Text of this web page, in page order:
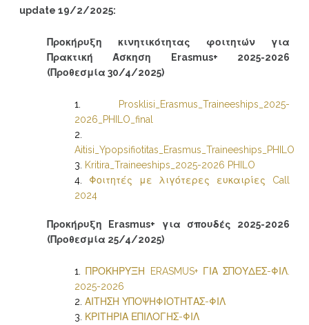
update 19/2/2025:
Προκήρυξη κινητικότητας φοιτητών για
Πρακτική Άσκηση Erasmus+ 2025-2026
(Προθεσμία 30/4/2025)
Prosklisi_Erasmus_Traineeships_2025-
2026_PHILO_final
Aitisi_Ypopsifiotitas_Erasmus_Traineeships_PHILO
Kritira_Traineeships_2025-2026 PHILO
Φοιτητές με λιγότερες ευκαιρίες Call
2024
Προκήρυξη Erasmus+ για σπουδές 2025-2026
(Προθεσμία 25/4/2025)
ΠΡΟΚΗΡΥΞΗ ERASMUS+ ΓΙΑ ΣΠΟΥΔΕΣ-ΦΙΛ.
2025-2026
ΑΙΤΗΣΗ ΥΠΟΨΗΦΙΟΤΗΤΑΣ-ΦΙΛ
ΚΡΙΤΗΡΙΑ ΕΠΙΛΟΓΗΣ-ΦΙΛ